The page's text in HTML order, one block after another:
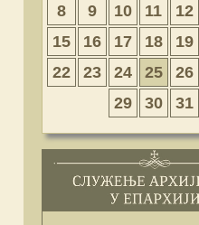
8
9 10 11 12
15
16 17 18 19
22
23 24 25 26
29
30 31